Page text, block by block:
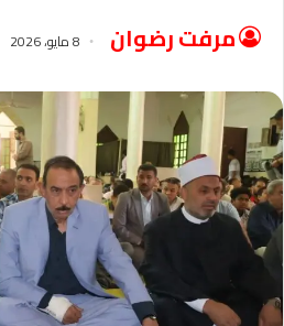
مرفت رضوان 8 مايو، 2026